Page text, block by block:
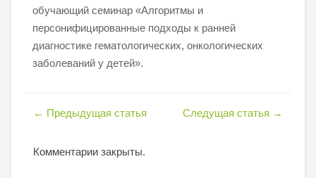
обучающий семинар «Алгоритмы и
персонифицированные подходы к ранней
диагностике гематологических, онкологических
заболеваний у детей».
← Предыдущая статья Следущая статья →
Комментарии закрыты.